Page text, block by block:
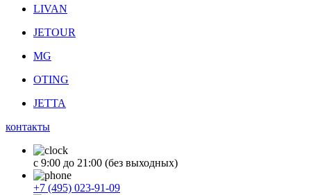
LIVAN
JETOUR
MG
OTING
JETTA
контакты
с 9:00 до 21:00 (без выходных)
+7 (495) 023-91-09